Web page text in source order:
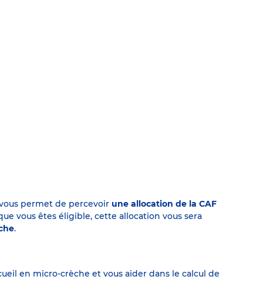
permet de percevoir une allocation de la CAF
vous êtes éligible, cette allocation vous sera
.
en micro-crèche et vous aider dans le calcul de